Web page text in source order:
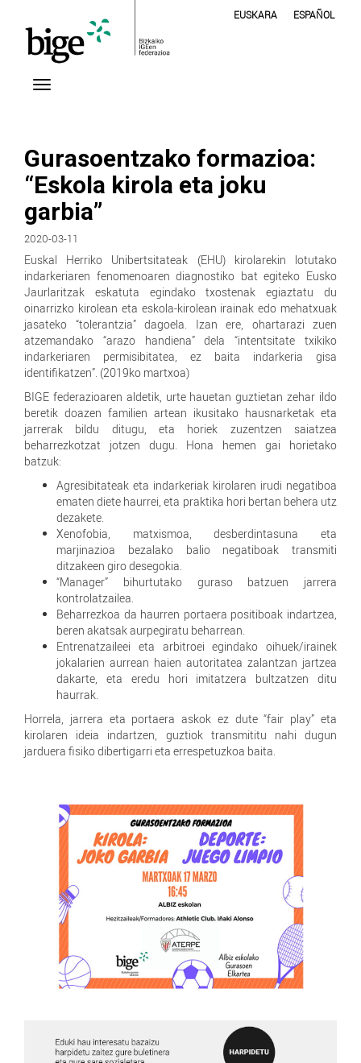
EUSKARA ESPAÑOL
Gurasoentzako formazioa:
“Eskola kirola eta joku
garbia”
2020-03-11
Euskal Herriko Unibertsitateak (EHU) kirolarekin lotutako
indarkeriaren fenomenoaren diagnostiko bat egiteko Eusko
Jaurlaritzak eskatuta egindako txostenak egiaztatu du
oinarrizko kirolean eta eskola-kirolean irainak edo mehatxuak
jasateko “tolerantzia” dagoela. Izan ere, ohartarazi zuen
atzemandako “arazo handiena” dela “intentsitate txikiko
indarkeriaren permisibitatea, ez baita indarkeria gisa
identifikatzen”. (2019ko martxoa)
BIGE federazioaren aldetik, urte hauetan guztietan zehar ildo
beretik doazen familien artean ikusitako hausnarketak eta
jarrerak bildu ditugu, eta horiek zuzentzen saiatzea
beharrezkotzat jotzen dugu. Hona hemen gai horietako
batzuk:
Agresibitateak eta indarkeriak kirolaren irudi negatiboa
ematen diete haurrei, eta praktika hori bertan behera utz
dezakete.
Xenofobia, matxismoa, desberdintasuna eta
marjinazioa bezalako balio negatiboak transmiti
ditzakeen giro desegokia.
“Manager” bihurtutako guraso batzuen jarrera
kontrolatzailea.
Beharrezkoa da haurren portaera positiboak indartzea,
beren akatsak aurpegiratu beharrean.
Entrenatzaileei eta arbitroei egindako oihuek/irainek
jokalarien aurrean haien autoritatea zalantzan jartzea
dakarte, eta eredu hori imitatzera bultzatzen ditu
haurrak.
Horrela, jarrera eta portaera askok ez dute “fair play” eta
kirolaren ideia indartzen, guztiok transmititu nahi dugun
jarduera fisiko dibertigarri eta errespetuzkoa baita.